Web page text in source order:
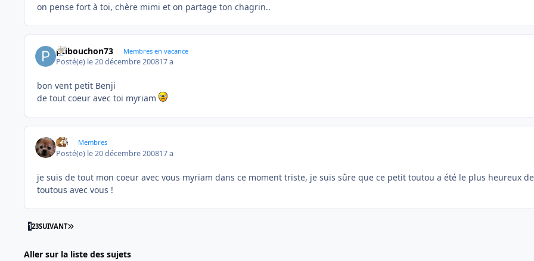
on pense fort à toi, chère mimi et on partage ton chagrin..
ptibouchon73 Membres en vacance
Posté(e) le 20 décembre 200817 a
bon vent petit Benji
de tout coeur avec toi myriam
élé Membres
Posté(e) le 20 décembre 200817 a
je suis de tout mon coeur avec vous myriam dans ce moment triste, je suis sûre que ce petit toutou a été le plus heureux
toutous avec vous !
123SUIVANT DERNIÈRE PAGE
Aller sur la liste des sujets